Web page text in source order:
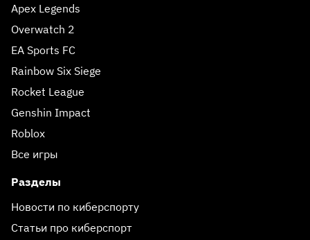
Apex Legends
Overwatch 2
EA Sports FC
Rainbow Six Siege
Rocket League
Genshin Impact
Roblox
Все игры
Разделы
Новости по киберспорту
Статьи про киберспорт